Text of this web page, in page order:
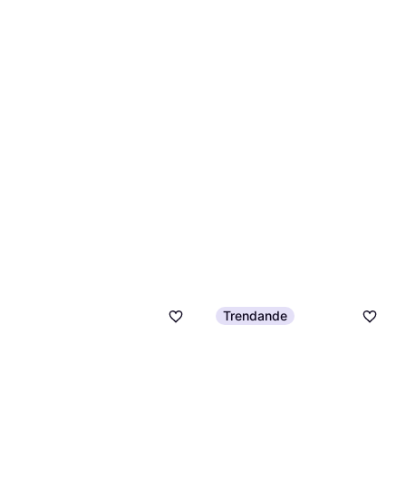
Trendande